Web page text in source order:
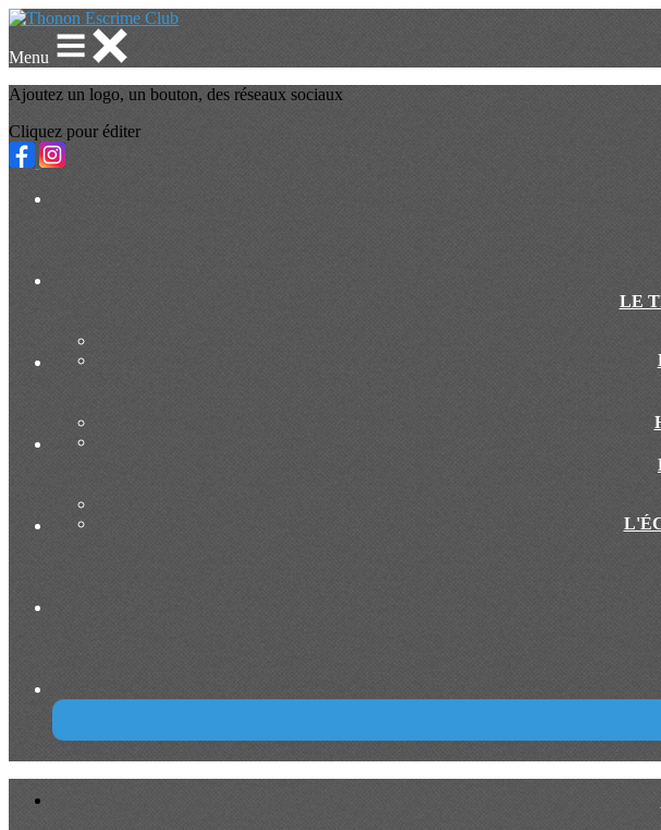
Menu
Ajoutez un logo, un bouton, des réseaux sociaux
Cliquez pour éditer
LE